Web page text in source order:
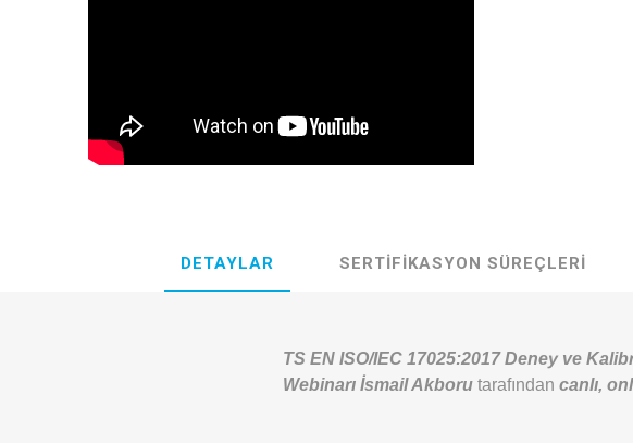
DETAYLAR SERTIFIKASYON SÜREÇLERI
TS EN ISO/IEC 17025:2017 Deney ve
Webinarı İsmail Akboru tarafındancanlı,